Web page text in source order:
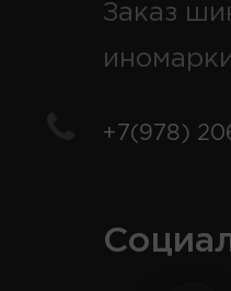
Заказ
+7(978)